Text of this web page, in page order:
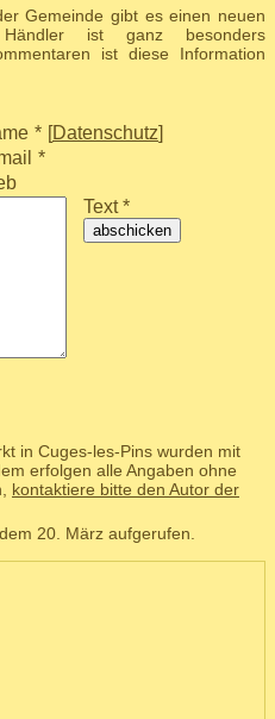
Gemeinde gibt es einen neuen
ist ganz besonders
ist diese Information
* [Datenschutz]
*
Text *
abschicken
in Cuges-les-Pins wurden mit
erfolgen alle Angaben ohne
kontaktiere bitte den Autor der
20. März aufgerufen.